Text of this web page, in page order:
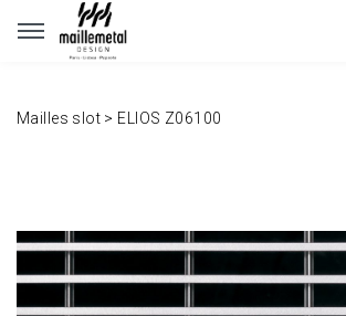
Panneau de gestion des cookies
Mailles slot > ELIOS Z06100